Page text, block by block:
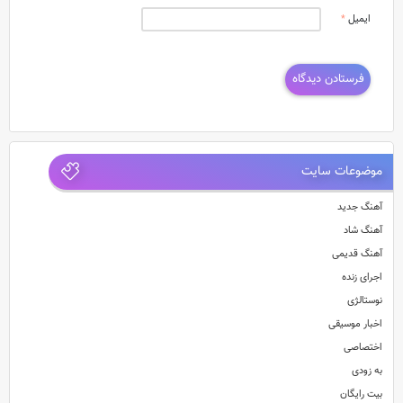
ایمیل*
موضوعات سایت
آهنگ جدید
آهنگ شاد
آهنگ قدیمی
اجرای زنده
نوستالژی
اخبار موسیقی
اختصاصی
به زودی
بیت رایگان